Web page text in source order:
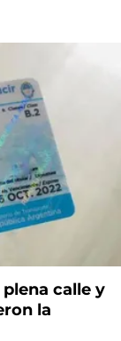
calle y
la